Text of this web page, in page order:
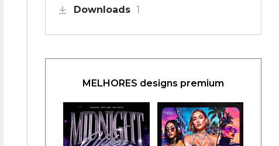
Downloads 1
MELHORES designs premium